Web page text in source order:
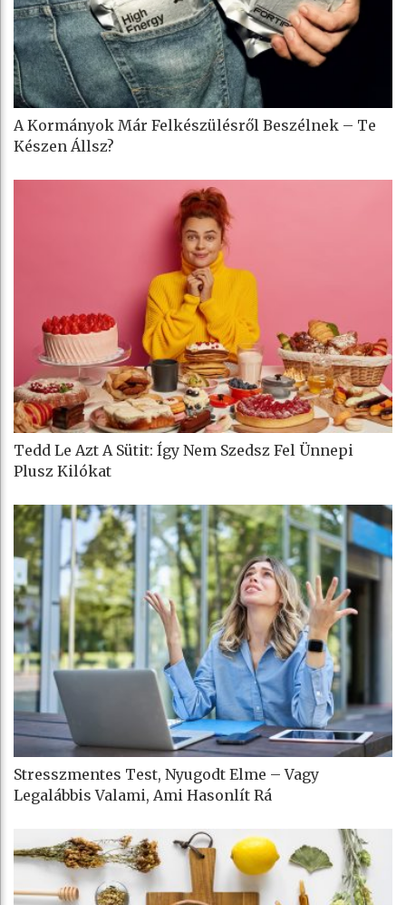
A Kormányok Már Felkészülésről Beszélnek – Te
Készen Állsz?
Tedd Le Azt A Sütit: Így Nem Szedsz Fel Ünnepi
Plusz Kilókat
Stresszmentes Test, Nyugodt Elme – Vagy
Legalábbis Valami, Ami Hasonlít Rá